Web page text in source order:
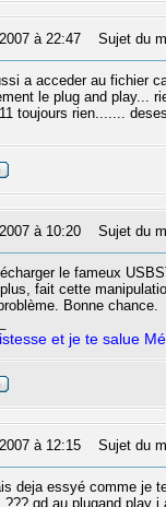
à 22:47 Sujet du
a acceder au fichier
le plug and play...
toujours rien.......
à 10:20 Sujet du
le fameux
fait cette
Bonne chance.
et je te salue
à 12:15 Sujet du
deja essyé comme je
qd au plugand